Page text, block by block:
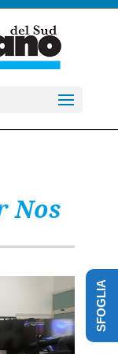
Nos
SFOGLIA